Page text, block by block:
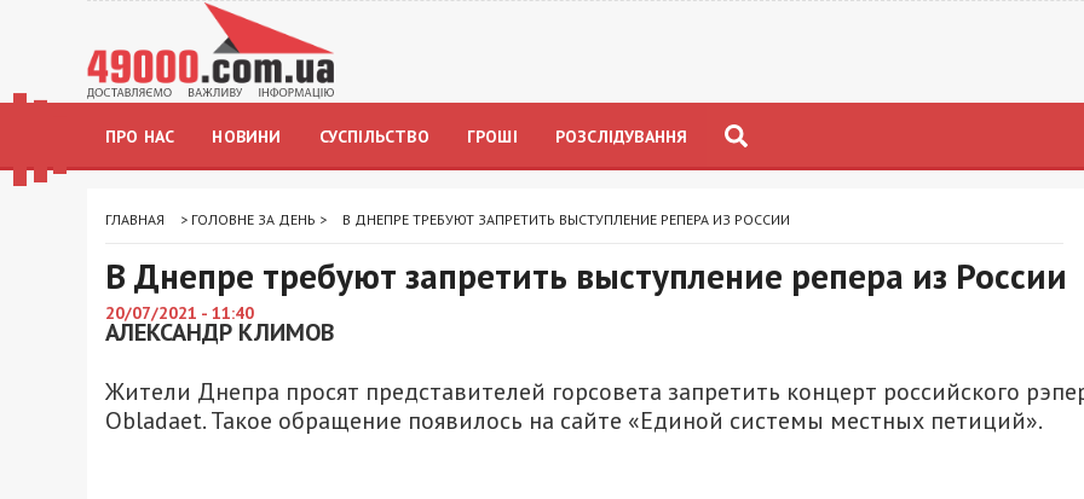
ПРО НАС НОВИНИ СУСПІЛЬСТВО ГРОШІ РОЗСЛІДУВАННЯ
ГЛАВНАЯ > ГОЛОВНЕ ЗА ДЕНЬ > В ДНЕПРЕ ТРЕБУЮТ ЗАПРЕТИТЬ ВЫСТУПЛЕНИЕ РЕПЕРА ИЗ РОССИИ
В Днепре требуют запретить выступление репера из России
20/07/2021 - 11:40
АЛЕКСАНДР КЛИМОВ
Жители Днепра просят представителей горсовета запретить концерт российского
Obladaet. Такое обращение появилось на сайте «Единой системы местных петиций».